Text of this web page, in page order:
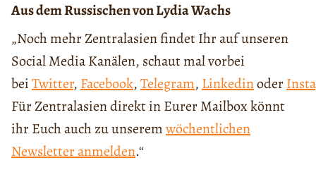
Aus dem Russischen von Lydia Wachs
„Noch mehr Zentralasien findet Ihr auf unseren
Social Media Kanälen, schaut mal vorbei
beiTwitter, Facebook,Telegram, Linkedinoder
Für Zentralasien direkt in Eurer Mailbox könnt
ihr Euch auch zu unseremwöchentlichen
Newsletter anmelden.“